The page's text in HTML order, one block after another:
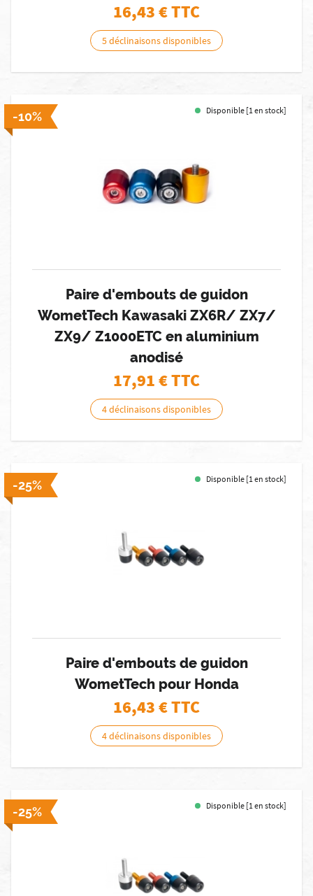
16,43€ TTC
5 déclinaisons disponibles
-10% Disponible [1 en stock]
Paire d'embouts de guidon
WometTech Kawasaki ZX6R/ ZX7/
ZX9/ Z1000ETC en aluminium
anodisé
17,91€ TTC
4 déclinaisons disponibles
-25% Disponible [1 en stock]
Paire d'embouts de guidon
WometTech pour Honda
16,43€ TTC
4 déclinaisons disponibles
-25% Disponible [1 en stock]